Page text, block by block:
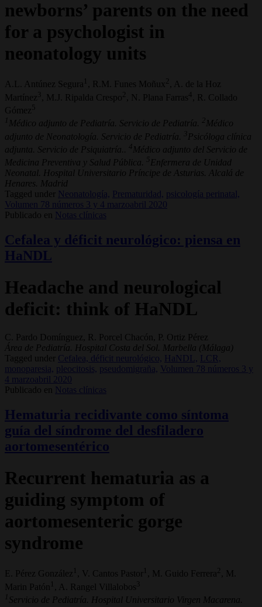
newborns’ parents on the need
for a psychologist in
neonatology units
A.L. Antúnez Segura 1 , R.M. Funes Moñux2 , A. de la Hoz
Martínez 3 , M.J. Ripalda Crespo , N. Plana Farras4
, R. Collado
Gómez5
1 Médico adjunto de Pediatría. Servicio de Pediatría. 2 Médico
adjunto de Neonatología. Servicio de Pediatría.
3 Psicóloga clínica
adjunta. Servicio de Psiquiatría..
4 Médico adjunto del Servicio de
Medicina Preventiva y Salud Pública. 5 Enfermera de Unidad
Neonatal. Hospital Universitario Príncipe de Asturias. Alcalá de
Henares. Madrid
Tagged under
Neonatología, Prematuridad, psicología perinatal,
Volumen 78 números 3 y 4 marzoabril 2020
Publicado en
Notas clínicas
Cefalea y déficit neurológico: piensa en
HaNDL
Headache and neurological
deficit: think of HaNDL
C. Pardo Domínguez, R. Porcel Chacón, P. Ortiz Pérez
Área de Pediatría. Hospital Costa del Sol. Marbella (Málaga)
Tagged under
Cefalea, déficit neurológico, HaNDL,
LCR,
monoparesia, pleocitosis, pseudomigraña,
Volumen 78 números 3 y
4 marzoabril 2020
Publicado en
Notas clínicas
Hematuria recidivante como síntoma
guía del síndrome del desfiladero
aortomesentérico
Recurrent hematuria as a
guiding symptom of
aortomesenteric gorge
syndrome
E. Pérez González 1 , V. Cantos Pastor 1 , M. Guido Ferrera
, M.
Marin Patón
1 , A. Rangel Villalobos 3
1 Servicio de Pediatría. Hospital Universitario Virgen Macarena.